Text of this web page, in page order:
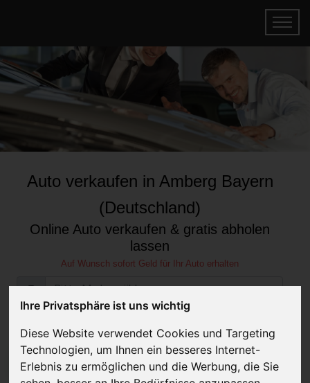
Ihre Privatsphäre ist uns wichtig
Diese Website verwendet Cookies und Targeting
Technologien, um Ihnen ein besseres Internet-
Erlebnis zu ermöglichen und die Werbung, die Sie
Auto verkaufen in Amberg Bayern
(Deutschland)
Online Auto verkaufen & gratis abholen
lassen
Auf Wunsch sofort Geld für Ihr Auto erhalten
JETZT KOSTENLOSE BEWERTUNG